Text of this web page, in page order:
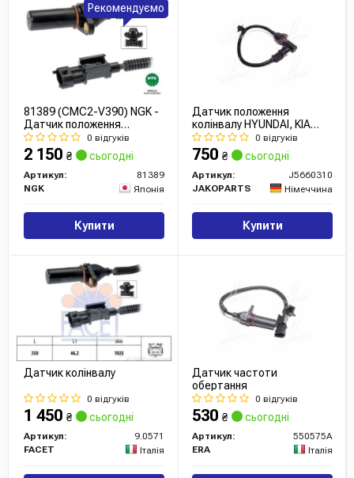
81389 (CMC2-V390) NGK -
Датчик положення
колінчатого валу
0 відгуків
2 150 ₴ сьогодні
Артикул:
81389
NGK
Японія
Купити
Рекомендуємо
Датчик положення
колінвалу HYUNDAI, KIA
(вир-во Jakoparts)
0 відгуків
750 ₴ сьогодні
Артикул:
J5660310
JAKOPARTS
Німеччина
Купити
Датчик колінвалу
0 відгуків
1 450 ₴ сьогодні
Артикул:
9.0571
FACET
Італія
Датчик частоти
обертання
0 відгуків
530 ₴ сьогодні
Артикул:
550575A
ERA
Італія